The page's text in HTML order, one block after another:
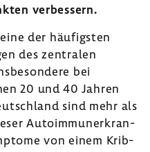
verbes­sern.
der häufigsten
des zentralen
bei
20 und 40 Jahren
sind mehr als
Auto­im­mun­erkran­
von einem Krib­